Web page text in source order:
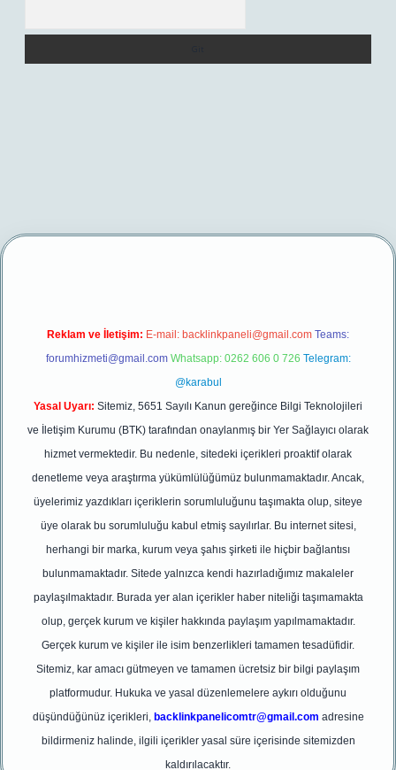
yeni giriş
Reklam ve İletişim: E-mail: backlinkpaneli@gmail.com Teams:
forumhizmeti@gmail.com Whatsapp: 0262 606 0 726 Telegram:
@karabul
Yasal Uyarı: Sitemiz, 5651 Sayılı Kanun gereğince Bilgi Teknolojileri
ve İletişim Kurumu (BTK) tarafından onaylanmış bir Yer Sağlayıcı olarak
hizmet vermektedir. Bu nedenle, sitedeki içerikleri proaktif olarak
denetleme veya araştırma yükümlülüğümüz bulunmamaktadır. Ancak,
üyelerimiz yazdıkları içeriklerin sorumluluğunu taşımakta olup, siteye
üye olarak bu sorumluluğu kabul etmiş sayılırlar. Bu internet sitesi,
herhangi bir marka, kurum veya şahıs şirketi ile hiçbir bağlantısı
bulunmamaktadır. Sitede yalnızca kendi hazırladığımız makaleler
paylaşılmaktadır. Burada yer alan içerikler haber niteliği taşımamakta
olup, gerçek kurum ve kişiler hakkında paylaşım yapılmamaktadır.
Gerçek kurum ve kişiler ile isim benzerlikleri tamamen tesadüfidir.
Sitemiz, kar amacı gütmeyen ve tamamen ücretsiz bir bilgi paylaşım
platformudur. Hukuka ve yasal düzenlemelere aykırı olduğunu
düşündüğünüz içerikleri, backlinkpanelicomtr@gmail.com adresine
bildirmeniz halinde, ilgili içerikler yasal süre içerisinde sitemizden
kaldırılacaktır.